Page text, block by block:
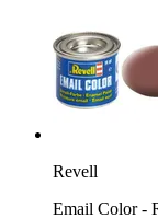
Revell
Email Color -